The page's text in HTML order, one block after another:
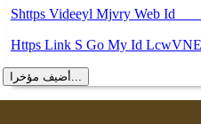
Https Link S Go My Id